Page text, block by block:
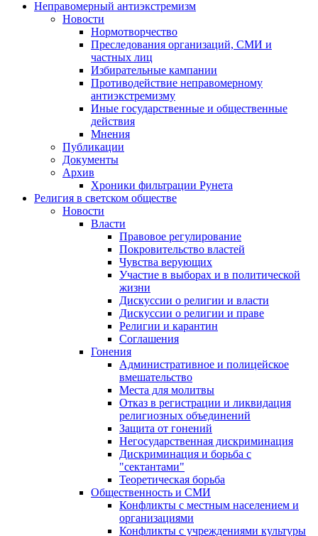
Неправомерный антиэкстремизм
Новости
Нормотворчество
Преследования организаций, СМИ и
частных лиц
Избирательные кампании
Противодействие неправомерному
антиэкстремизму
Иные государственные и общественные
действия
Мнения
Публикации
Документы
Архив
Хроники фильтрации Рунета
Религия в светском обществе
Новости
Власти
Правовое регулирование
Покровительство властей
Чувства верующих
Участие в выборах и в политической
жизни
Дискуссии о религии и власти
Дискуссии о религии и праве
Религии и карантин
Соглашения
Гонения
Административное и полицейское
вмешательство
Места для молитвы
Отказ в регистрации и ликвидация
религиозных объединений
Защита от гонений
Негосударственная дискриминация
Дискриминация и борьба с
"сектантами"
Теоретическая борьба
Общественность и СМИ
Конфликты с местным населением и
организациями
Конфликты с учреждениями культуры